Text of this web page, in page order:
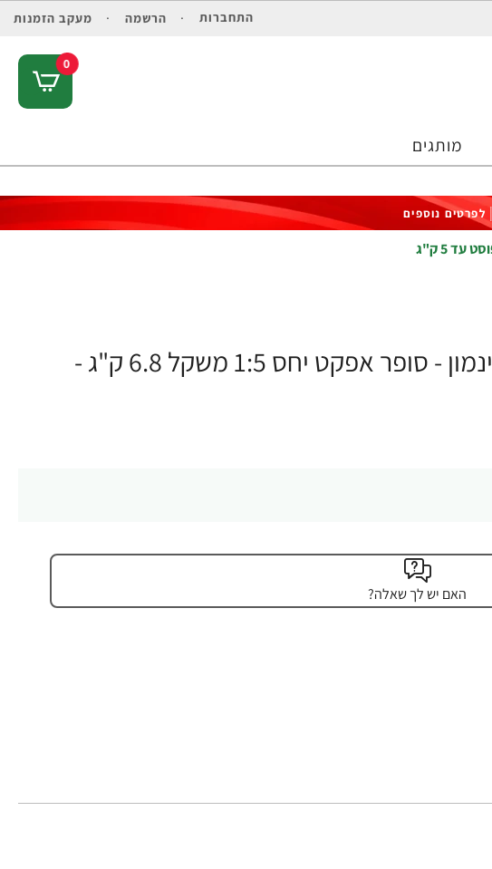
התחברות הרשמה מעקב הזמנות
0
מותגים
לפרטים נוספים
מאס גיינר לעליה במסה - טעם קינמון - סופר אפקט יחס 1:5 משקל 6.8 ק"ג -
האם יש לך שאלה?